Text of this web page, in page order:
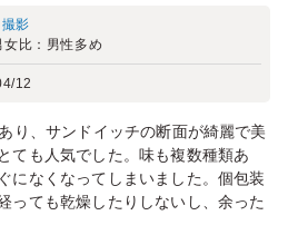
撮影
女比： 男性多め
12
り、サンドイッチの断面が綺麗で美
ても人気でした。味も複数種類あ
になくなってしまいました。個包装
っても乾燥したりしないし、余った